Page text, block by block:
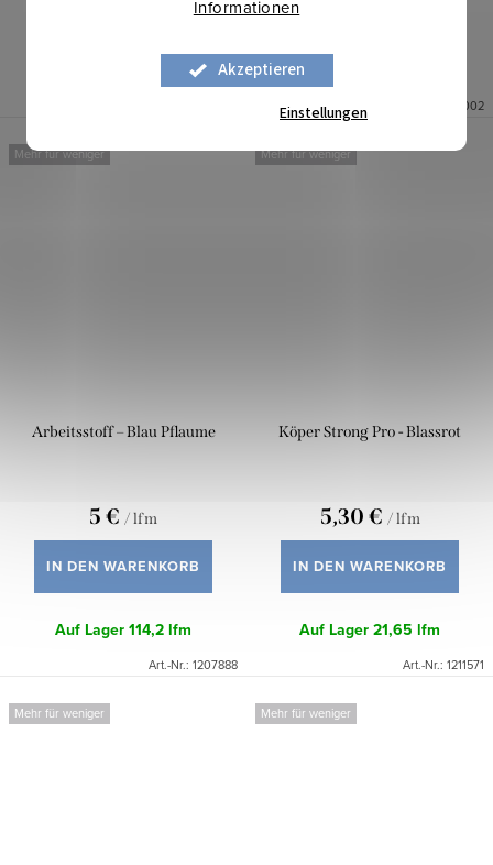
Informationen
Akzeptieren
Einstellungen
IN DEN WARENKORB
27,55 lfm
IN DEN WARENKORB
1207002
Mehr für weniger
Arbeitsstoff – Blau Pflaume
5 € / lfm
IN DEN WARENKORB
Auf Lager114,2 lfm
Art.-Nr.: 1207888
Mehr für weniger
Köper Strong Pro - Blassrot
5,30 € / lfm
IN DEN WARENKORB
Auf Lager21,65 lfm
Art.-Nr.: 1211571
Mehr für weniger Mehr für weniger